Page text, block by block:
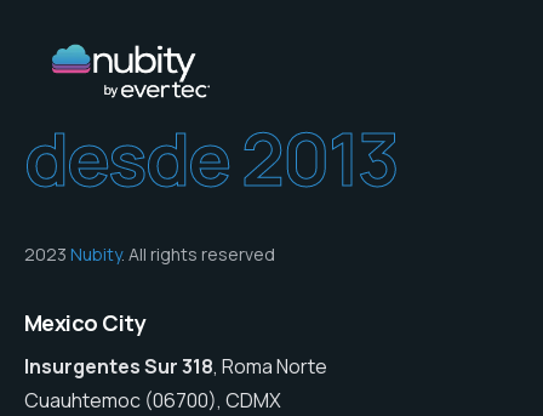
desde 2013
2023 Nubity. All rights reserved
Mexico City
Insurgentes Sur 318, Roma Norte
Cuauhtemoc (06700), CDMX